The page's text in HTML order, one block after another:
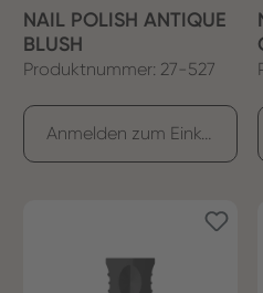
NAIL POLISH ANTIQUE
BLUSH
Produktnummer: 27-527